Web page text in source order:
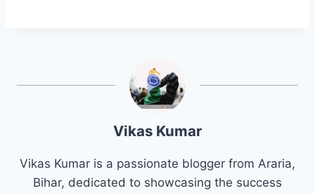
Vikas Kumar
Vikas Kumar is a passionate blogger from Araria,
Bihar, dedicated to showcasing the success